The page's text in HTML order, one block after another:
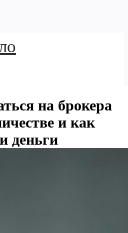
на брокера
и как
деньги